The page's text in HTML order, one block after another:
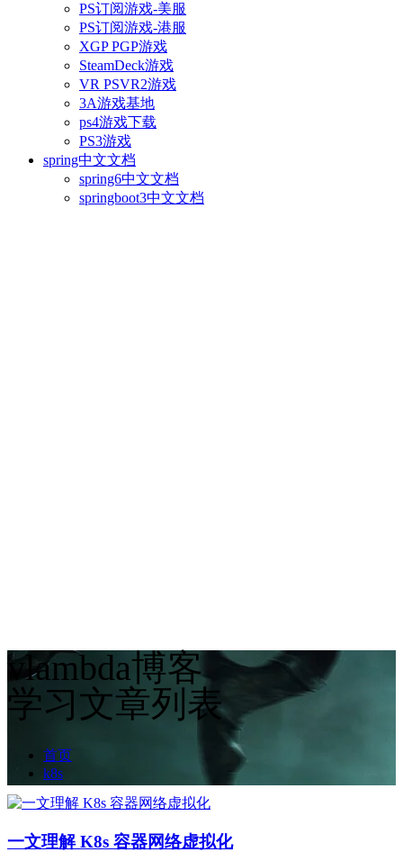
PS订阅游戏-美服
PS订阅游戏-港服
XGP PGP游戏
SteamDeck游戏
VR PSVR2游戏
3A游戏基地
ps4游戏下载
PS3游戏
spring中文文档
spring6中文文档
springboot3中文文档
vlambda博客
学习文章列表
首页
k8s
一文理解 K8s 容器网络虚拟化